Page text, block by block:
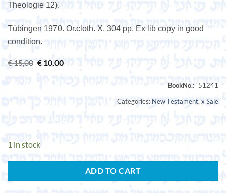
Theologie 12).
Tübingen 1970. Or.cloth. X, 304 pp. Ex lib copy in good
condition.
€15,00 Original
price
€10,00Current
is:
€ 10,00.
Categories: New Testament, x Sale
1 in stock
ADD TO CART